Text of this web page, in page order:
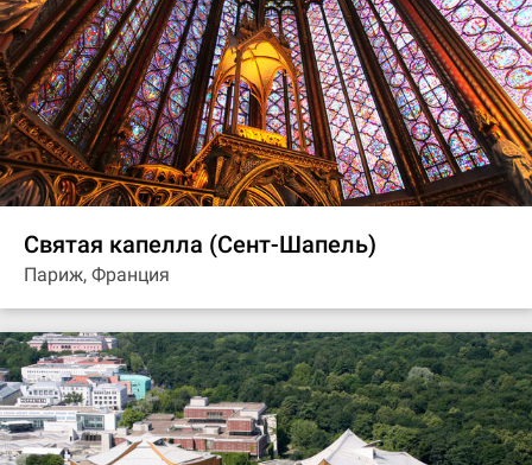
Святая капелла (Сент-Шапель)
Париж, Франция